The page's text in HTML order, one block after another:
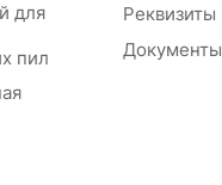
для
пил
Реквизиты
Документы